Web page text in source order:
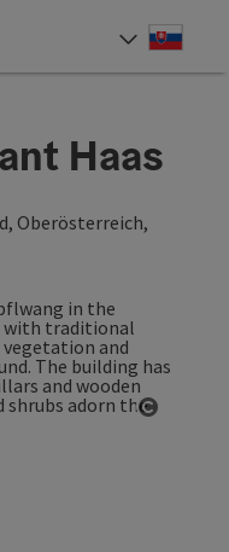
Haas
Oberösterreich,